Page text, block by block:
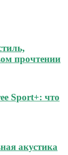
прочтении
Sport+: что
акустика